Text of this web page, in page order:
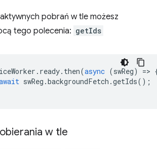
pobrań w tle możesz
tego polecenia: getIds
. ready. then(async (swReg) =>
swReg .backgroundFetch .getIds();
w tle